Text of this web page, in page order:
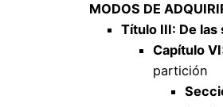
MODOS DE
Título III: De
Capítulo VI
partición